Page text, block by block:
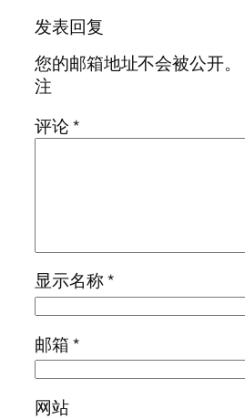
发表回复
您的邮箱地址不会被公开。
注
评论*
显示名称*
邮箱*
网站